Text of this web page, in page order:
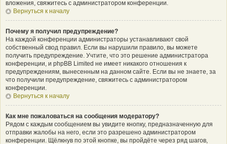
вложения, свяжитесь с администратором конференции.
Вернуться к началу
Почему я получил предупреждение?
На каждой конференции администраторы устанавливают свой
собственный свод правил. Если вы нарушили правило, вы можете
получить предупреждение. Учтите, что это решение администратора
конференции, и phpBB Limited не имеет никакого отношения к
предупреждениям, вынесенным на данном сайте. Если вы не знаете, за
что получили предупреждение, свяжитесь с администратором
конференции.
Вернуться к началу
Как мне пожаловаться на сообщения модератору?
Рядом с каждым сообщением вы увидите кнопку, предназначенную для
отправки жалобы на него, если это разрешено администратором
конференции. Щёлкнув по этой кнопке, вы пройдёте через ряд шагов,